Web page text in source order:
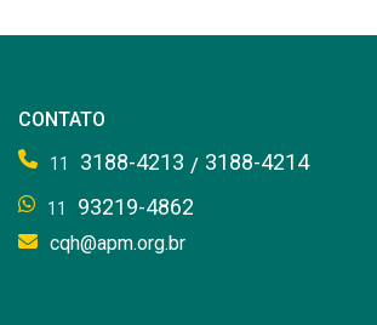
CONTATO
11 3188-4213 / 3188-4214
11 93219-4862
cqh@apm.org.br